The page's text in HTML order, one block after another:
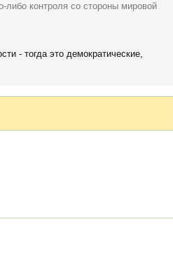
либо контроля со стороны мировой
- тогда это демократические,